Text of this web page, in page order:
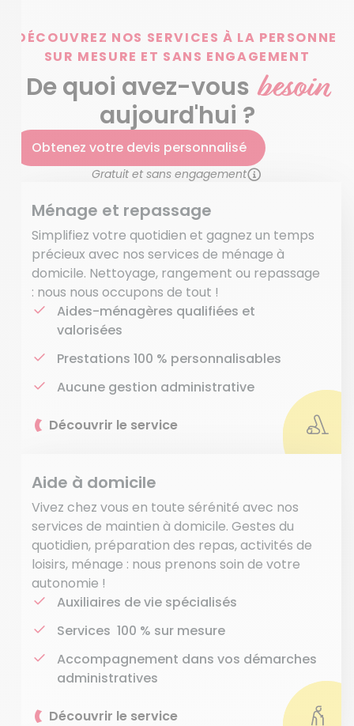
DÉCOUVREZ NOS SERVICES À LA PERSONNE
SUR MESURE ET SANS ENGAGEMENT
De quoi avez-vous besoin
aujourd'hui ?
Obtenez votre devis personnalisé
Gratuit et sans engagement
Ménage et repassage
Simplifiez votre quotidien et gagnez un temps
précieux avec nos services de ménage à
domicile. Nettoyage, rangement ou repassage
: nous nous occupons de tout !
Aides-ménagères qualifiées et
valorisées
Prestations 100 % personnalisables
Aucune gestion administrative
Découvrir le service
Aide à domicile
Vivez chez vous en toute sérénité avec nos
services de maintien à domicile. Gestes du
quotidien, préparation des repas, activités de
loisirs, ménage : nous prenons soin de votre
autonomie !
Auxiliaires de vie spécialisés
Services 100 % sur mesure
Accompagnement dans vos démarches
administratives
Découvrir le service